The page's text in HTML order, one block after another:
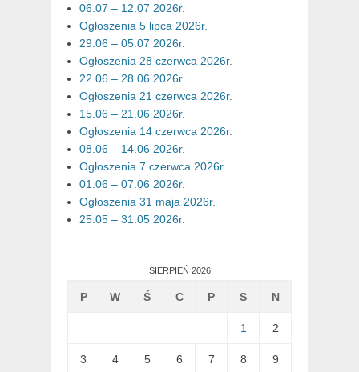
06.07 – 12.07 2026r.
Ogłoszenia 5 lipca 2026r.
29.06 – 05.07 2026r.
Ogłoszenia 28 czerwca 2026r.
22.06 – 28.06 2026r.
Ogłoszenia 21 czerwca 2026r.
15.06 – 21.06 2026r.
Ogłoszenia 14 czerwca 2026r.
08.06 – 14.06 2026r.
Ogłoszenia 7 czerwca 2026r.
01.06 – 07.06 2026r.
Ogłoszenia 31 maja 2026r.
25.05 – 31.05 2026r.
SIERPIEŃ 2026
P W Ś C P S N
1 2
3 4 5 6 7 8 9